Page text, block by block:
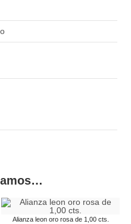
Alianza leon oro rosa de 1,00 cts.